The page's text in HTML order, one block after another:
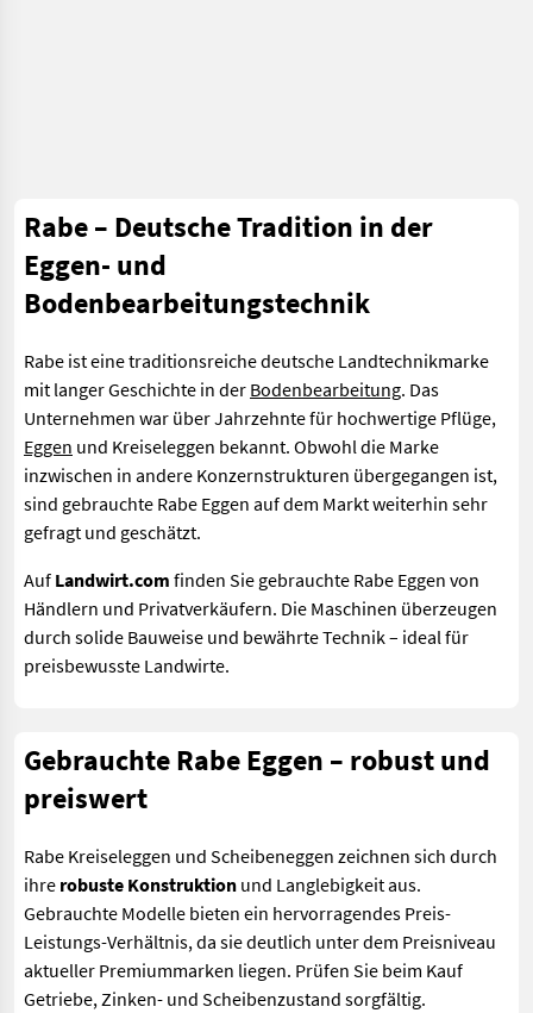
Rabe – Deutsche Tradition in der
Eggen- und
Bodenbearbeitungstechnik
Rabe ist eine traditionsreiche deutsche Landtechnikmarke
mit langer Geschichte in der Bodenbearbeitung. Das
Unternehmen war über Jahrzehnte für hochwertige Pflüge,
Eggen und Kreiseleggen bekannt. Obwohl die Marke
inzwischen in andere Konzernstrukturen übergegangen ist,
sind gebrauchte Rabe Eggen auf dem Markt weiterhin sehr
gefragt und geschätzt.
Auf Landwirt.com finden Sie gebrauchte Rabe Eggen von
Händlern und Privatverkäufern. Die Maschinen überzeugen
durch solide Bauweise und bewährte Technik – ideal für
preisbewusste Landwirte.
Gebrauchte Rabe Eggen – robust und
preiswert
Rabe Kreiseleggen und Scheibeneggen zeichnen sich durch
ihre robuste Konstruktion und Langlebigkeit aus.
Gebrauchte Modelle bieten ein hervorragendes Preis-
Leistungs-Verhältnis, da sie deutlich unter dem Preisniveau
aktueller Premiummarken liegen. Prüfen Sie beim Kauf
Getriebe, Zinken- und Scheibenzustand sorgfältig.